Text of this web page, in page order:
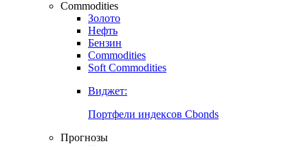
Commodities
Золото
Нефть
Бензин
Commodities
Soft Commodities
Виджет:
Портфели индексов Cbonds
Прогнозы